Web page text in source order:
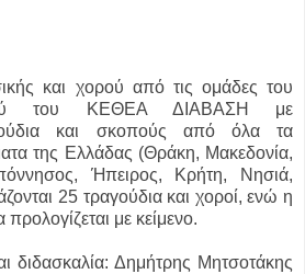
και χορού από τις ομάδες του
του ΚΕΘΕΑ ΔΙΑΒΑΣΗ με
και σκοπούς από όλα τα
της Ελλάδας (Θράκη, Μακεδονία,
Ήπειρος, Κρήτη, Νησιά,
25 τραγούδια και χοροί, ενώ η
προλογίζεται με κείμενο.
διδασκαλία: Δημήτρης Μητσοτάκης